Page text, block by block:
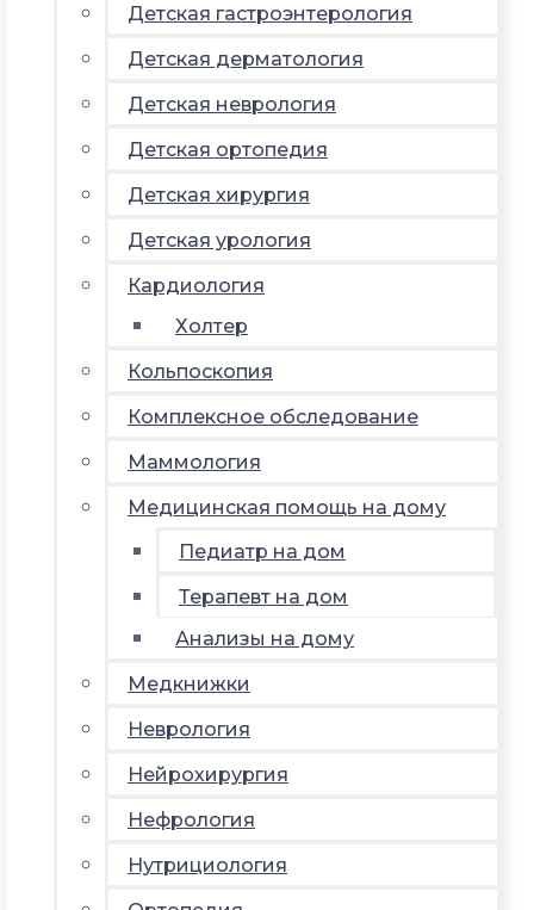
Детская гастроэнтерология
Детская дерматология
Детская неврология
Детская ортопедия
Детская хирургия
Детская урология
Кардиология
Холтер
Кольпоскопия
Комплексное обследование
Маммология
Медицинская помощь на дому
Педиатр на дом
Терапевт на дом
Анализы на дому
Медкнижки
Неврология
Нейрохирургия
Нефрология
Нутрициология